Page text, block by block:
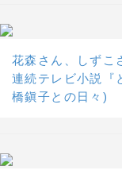
花森さん、しずこ
連続テレビ小説『
橋鎭子との日々)